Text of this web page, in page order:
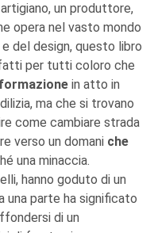
un produttore,
opera nel vasto mondo
del design, questo libro
per tutti coloro che
in atto in
ma che si trovano
come cambiare strada
verso un domani che
una minaccia.
hanno goduto di un
una parte ha significato
di un